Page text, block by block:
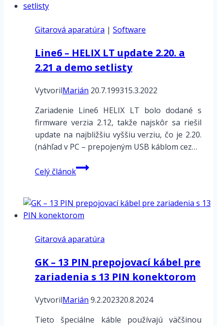
7-
metóda
Gitarová aparatúra | Software
Line6 – HELIX LT update 2.20. a
2.21 a demo setlisty
VytvorilMarián 20.7.199315.3.2022
Zariadenie Line6 HELIX LT bolo dodané s
firmware verzia 2.12, takže najskôr sa riešil
update na najbližšiu vyššiu verziu, čo je 2.20.
(náhľad v PC – prepojeným USB káblom cez…
Celý článokLine6
–
LT
update
a
a
demo
Gitarová aparatúra
GK – 13 PIN prepojovací kábel pre
zariadenia s 13 PIN konektorom
VytvorilMarián 9.2.202320.8.2024
Tieto špeciálne káble používajú väčšinou